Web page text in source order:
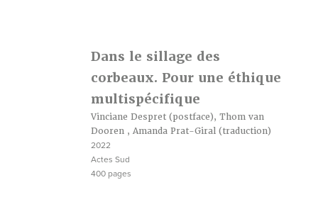
Dans le sillage des
corbeaux. Pour une éthique
multispécifique
Vinciane Despret(postface), Thom van
Dooren, Amanda Prat-Giral(traduction)
2022
Actes Sud
400 pages